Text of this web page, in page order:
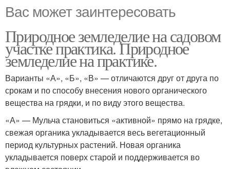
Вас может заинтересовать
Природное земледелие на садовом
участке практика. Природное
земледелие на практике.
Варианты «А», «Б», «В» — отличаются друг от друга по
срокам и по способу внесения нового органического
вещества на грядки, и по виду этого вещества.
«А» — Мульча становиться «активной» прямо на грядке,
свежая органика укладывается весь вегетационный
период культурных растений. Новая органика
укладывается поверх старой и поддерживается во